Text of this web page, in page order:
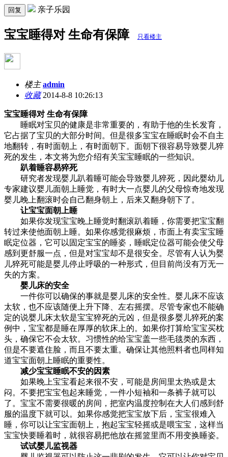
回复 亲子乐园
宝宝睡得对 生命有保障 只看楼主
楼主 admin
收藏2014-8-8 10:26:13
宝宝睡得对 生命有保障
睡眠对宝贝的健康是非常重要的，有助于他的生长发育，
它占据了宝贝的大部分时间。但是很多宝宝在睡眠时会不自主
地翻转，有时面朝上，有时面朝下。面朝下很容易导致婴儿猝
死的发生，本文将为您介绍有关宝宝睡眠的一些知识。
趴着睡容易猝死
研究者发现婴儿趴着睡可能会导致婴儿猝死，因此婴幼儿
专家建议婴儿面朝上睡觉，有时大一点婴儿的父母惊奇地发现
婴儿晚上翻滚时会自己翻身朝上，后来又翻身朝下了。
让宝宝面朝上睡
如果你发现宝宝晚上睡觉时翻滚趴着睡，你需要把宝宝翻
转过来使他面朝上睡。如果你感觉很麻烦，市面上有卖宝宝睡
眠定位器，它可以固定宝宝的睡姿，睡眠定位器可能会使父母
感到更舒服一点，但是对宝宝却不是很安全。尽管有人认为婴
儿猝死可能是婴儿停止呼吸的一种形式，但目前尚没有万无一
失的方案。
婴儿床的安全
一件你可以确保的事就是婴儿床的安全性。婴儿床不应该
太软，也不应该随便上升下降、左右摇摆。尽管专家也不能确
定的说婴儿床太软是宝宝猝死的元凶，但是很多婴儿猝死的案
例中，宝宝都是睡在厚厚的软床上的。如果你打算给宝宝买枕
头，确保它不会太软。习惯性的给宝宝盖一些毛毯类的东西，
但是不要遮住脸，而且不要太重。确保让其他照料者也同样知
道宝宝面朝上睡眠的重要性。
减少宝宝睡眠不安的因素
如果晚上宝宝看起来很不安，可能是房间里太热或是太
闷。不要把宝宝包起来睡觉，一件小短袖和一条裤子就可以
了。宝宝不需要很暖的房间，把室内温度控制在大人们感到舒
服的温度下就可以。如果你感觉把宝宝放下后，宝宝很难入
睡，你可以让宝宝面朝上，抱起宝宝轻摇或是喂宝宝，这样当
宝宝快要睡着时，就很容易把他放在摇篮里而不用变换睡姿。
试试婴儿监视器